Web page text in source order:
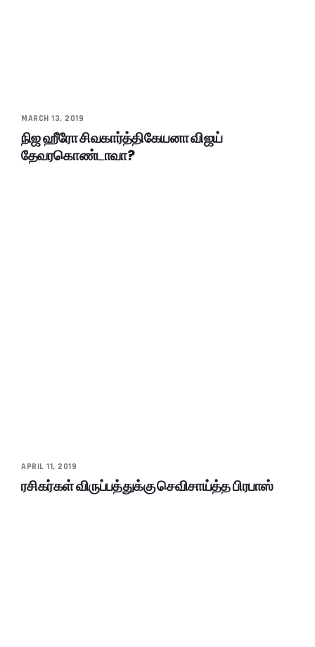
MARCH 13, 2019
நிஜ ஹீரோ சிவகார்த்திகேயனா விஜய்
தேவரகொண்டாவா?
APRIL 11, 2019
ரசிகர்கள் விருப்பத்துக்கு செவிசாய்த்த பிரபாஸ்